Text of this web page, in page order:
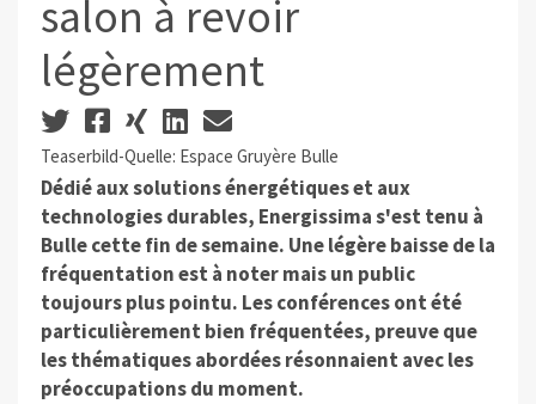
salon à revoir
légèrement
Teaserbild-Quelle: Espace Gruyère Bulle
Dédié aux solutions énergétiques et aux
technologies durables, Energissima s'est tenu à
Bulle cette fin de semaine. Une légère baisse de la
fréquentation est à noter mais un public
toujours plus pointu. Les conférences ont été
particulièrement bien fréquentées, preuve que
les thématiques abordées résonnaient avec les
préoccupations du moment.